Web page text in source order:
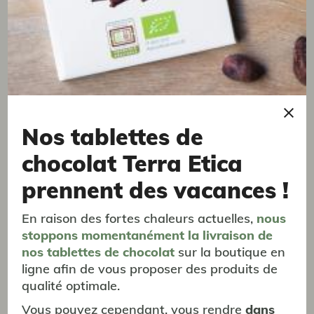
parcelle, tout en conservant la fertilité des sols.
Les coopératives de
producteurs impactées
Cette flambée des prix affecte
directement les
coopératives de producteurs
. Les pays actuellement en
pleine récolte
Nos tablettes de
chocolat Terra Etica
prennent des vacances !
En raison des fortes chaleurs actuelles, nous
stoppons momentanément la livraison de
nos tablettes de chocolat sur la boutique en
ligne afin de vous proposer des produits de
qualité optimale.
Vous pouvez cependant, vous rendredans